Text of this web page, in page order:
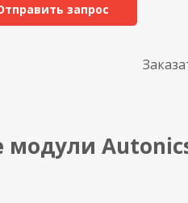
запрос
модули